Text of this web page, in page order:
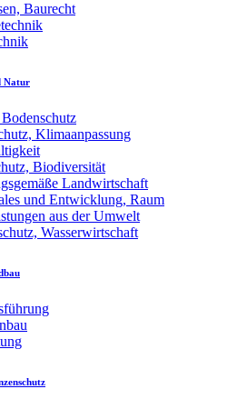
Baurecht
Natur
Klimaanpassung
Biodiversität
Landwirtschaft
und Entwicklung, Raum
aus der Umwelt
Wasserwirtschaft